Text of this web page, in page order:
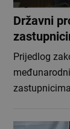
Državni
Prijedlog